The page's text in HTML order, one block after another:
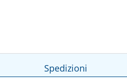
Spedizioni